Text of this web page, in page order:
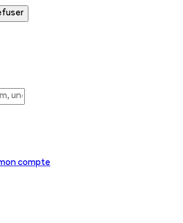
compte